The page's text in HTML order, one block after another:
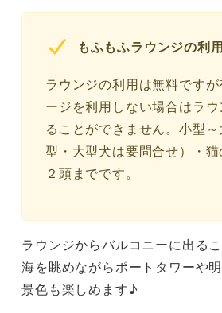
もふもふラウンジの利
ラウンジの利用は無料です
ージを利用しない場合はラ
ることができません。小型
型・大型犬は要問合せ）・
２頭までです。
ラウンジからバルコニーに出る
海を眺めながらポートタワーや
景色も楽しめます♪